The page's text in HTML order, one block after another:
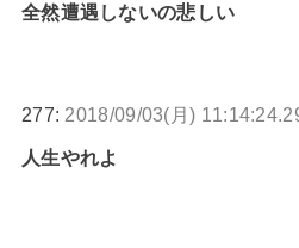
全然遭遇しないの悲しい
277: 2018/09/03(月)
人生やれよ